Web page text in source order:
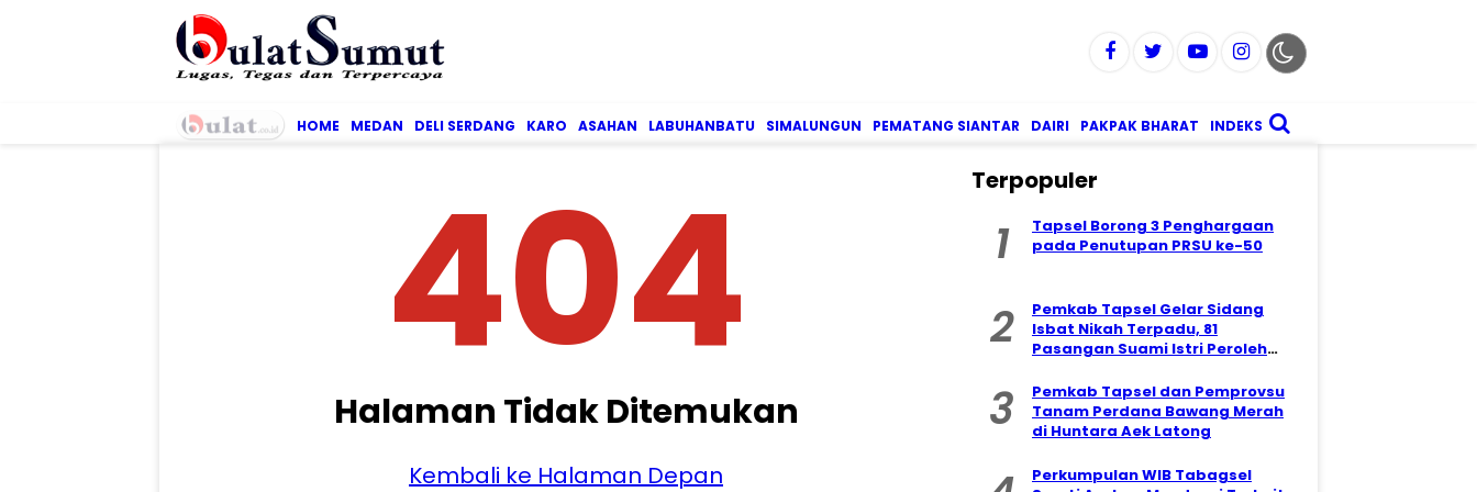
HOME MEDAN DELI SERDANG KARO ASAHAN LABUHANBATU SIMALUNGUN PEMATANG SIANTAR DAIRI PAKPAK BHARAT INDEKS
404
Halaman Tidak Ditemukan
Kembali ke Halaman Depan
Terpopuler
1
Tapsel Borong 3 Penghargaan
pada Penutupan PRSU ke-50
2
Pemkab Tapsel Gelar Sidang
Isbat Nikah Terpadu, 81
Pasangan Suami Istri Peroleh
3
Pemkab Tapsel dan Pemprovsu
Tanam Perdana Bawang Merah
di Huntara Aek Latong
Perkumpulan WIB Tabagsel